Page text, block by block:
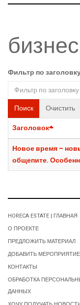
Фильтр по
Поиск Очистить
Заголовок
Новое время –
общепите.
HORECA ESTATE | ГЛАВНАЯ
О ПРОЕКТЕ
ПРЕДЛОЖИТЬ МАТЕРИАЛ
ДОБАВИТЬ МЕРОПРИЯТИЕ
КОНТАКТЫ
ОБРАБОТКА
ДАННЫХ